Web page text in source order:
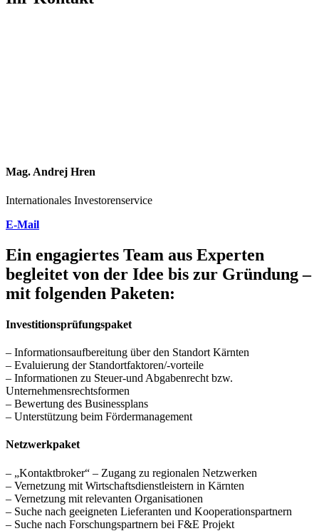
Mag. Andrej Hren
Internationales Investorenservice
E-Mail
Ein engagiertes Team aus Experten
begleitet von der Idee bis zur Gründung –
mit folgenden Paketen:
Investitionsprüfungspaket
– Informationsaufbereitung über den Standort Kärnten
– Evaluierung der Standortfaktoren/-vorteile
– Informationen zu Steuer-und Abgabenrecht bzw.
Unternehmensrechtsformen
– Bewertung des Businessplans
– Unterstützung beim Fördermanagement
Netzwerkpaket
– „Kontaktbroker“ – Zugang zu regionalen Netzwerken
– Vernetzung mit Wirtschaftsdienstleistern in Kärnten
– Vernetzung mit relevanten Organisationen
– Suche nach geeigneten Lieferanten und Kooperationspartnern
– Suche nach Forschungspartnern bei F&E Projekt